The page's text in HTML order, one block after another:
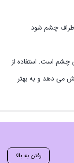
چشم شود
چشم است. استفاده از
می دهد و به بهتر
رفتن به بالا